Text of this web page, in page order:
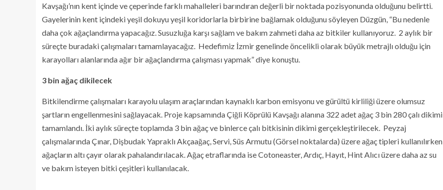
Kavşağı’nın kent içinde ve çeperinde farklı mahalleleri barındıran değerli bir noktada pozisyonunda olduğunu belirtti.
Gayelerinin kent içindeki yeşil dokuyu yeşil koridorlarla birbirine bağlamak olduğunu söyleyen Düzgün, “Bu nedenle
daha çok ağaçlandırma yapacağız. Susuzluğa karşı sağlam ve bakım zahmeti daha az bitkiler kullanıyoruz. 2 aylık bir
süreçte buradaki çalışmaları tamamlayacağız. Hedefimiz İzmir genelinde öncelikli olarak büyük metrajlı olduğu için
karayolları alanlarında ağır bir ağaçlandırma çalışması yapmak” diye konuştu.
3 bin ağaç dikilecek
Bitkilendirme çalışmaları karayolu ulaşım araçlarından kaynaklı karbon emisyonu ve gürültü kirliliği üzere olumsuz
şartların engellenmesini sağlayacak. Proje kapsamında Çiğli Köprülü Kavşağı alanına 322 adet ağaç 3 bin 280 çalı dikimi
tamamlandı. İki aylık süreçte toplamda 3 bin ağaç ve binlerce çalı bitkisinin dikimi gerçekleştirilecek. Peyzaj
çalışmalarında Çınar, Dişbudak Yapraklı Akçaağaç, Servi, Süs Armutu (Görsel noktalarda) üzere ağaç tipleri kullanılırken
ağaçların altı çayır olarak pahalandırılacak. Ağaç etraflarında ise Cotoneaster, Ardıç, Hayıt, Hint Alıcı üzere daha az su
ve bakım isteyen bitki çeşitleri kullanılacak.